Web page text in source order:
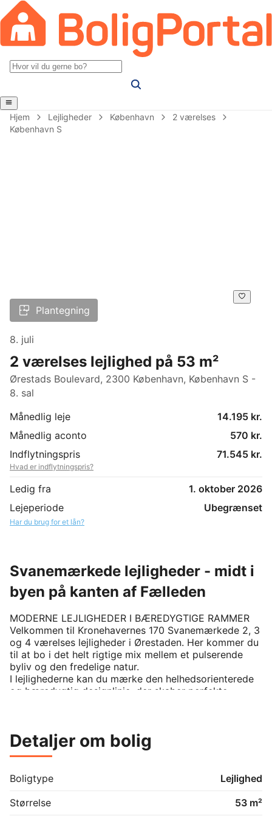
Hjem Lejligheder København
2 værelses
København S
Plantegning
8. juli
2 værelses lejlighed på 53 m²
Ørestads Boulevard, 2300 København, København S -
8. sal
Månedlig leje
14.195 kr.
Månedlig aconto
570 kr.
Indflytningspris
71.545 kr.
Hvad er indflytningspris?
Ledig fra
1. oktober 2026
Lejeperiode
Ubegrænset
Har du brug for et lån?
Svanemærkede lejligheder - midt i
byen på kanten af Fælleden
MODERNE LEJLIGHEDER I BÆREDYGTIGE RAMMER
Velkommen til Kronehavernes 170 Svanemærkede 2, 3
og 4 værelses lejligheder i Ørestaden. Her kommer du
til at bo i det helt rigtige mix mellem et pulserende
byliv og den fredelige natur.
I lejlighederne kan du mærke den helhedsorienterede
og bæredygtig designlinje, der skaber perfekte
skaber et spændende spil i den helt rigtige New
Yorker stil. I køkkenalrummet er der plads til fester,
er der plads til at sætte sit helt eget præg på
indretningen og der er plantegninger til enhver smag.
Detaljer om bolig
Boligtype
Lejlighed
Størrelse
53 m²